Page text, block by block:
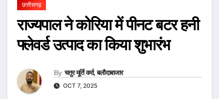
छत्तीसगढ़
राज्यपाल ने कोरिया में पीनट बटर हनी
फ्लेवर्ड उत्पाद का किया शुभारंभ
By चतुर मूर्ति वर्मा, बलौदाबाजार
OCT 7, 2025